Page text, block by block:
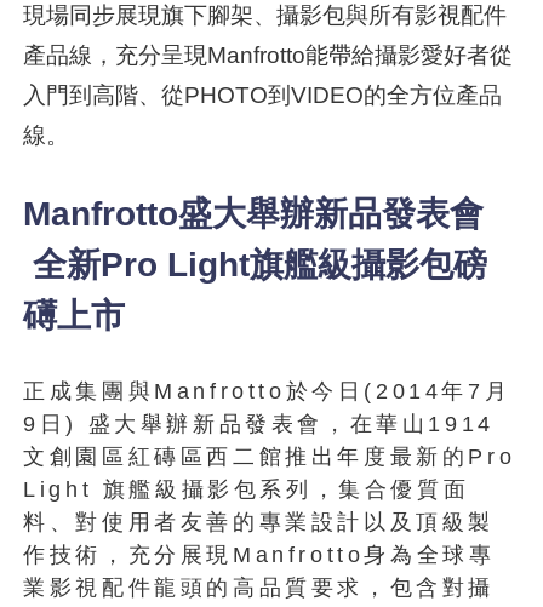
現場同步展現旗下腳架、攝影包與所有影視配件
產品線，充分呈現Manfrotto能帶給攝影愛好者從
入門到高階、從PHOTO到VIDEO的全方位產品
線。
Manfrotto盛大舉辦新品發表會
全新Pro Light旗艦級攝影包磅
礡上市
正成集團與Manfrotto於今日(2014年7月
9日) 盛大舉辦新品發表會，在華山1914
文創園區紅磚區西二館推出年度最新的Pro
Light 旗艦級攝影包系列，集合優質面
料、對使用者友善的專業設計以及頂級製
作技術，充分展現Manfrotto身為全球專
業影視配件龍頭的高品質要求，包含對攝